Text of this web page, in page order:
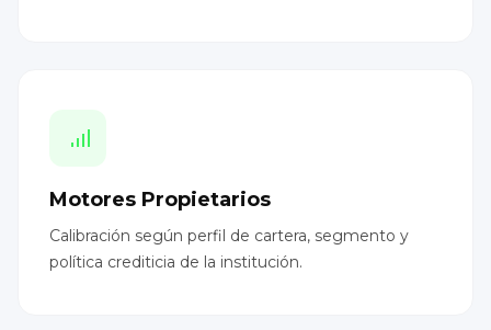
Motores Propietarios
Calibración según perfil de cartera, segmento y
política crediticia de la institución.